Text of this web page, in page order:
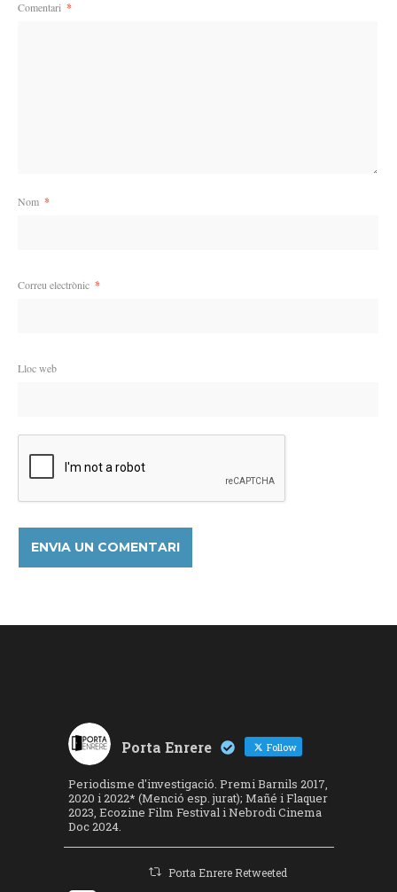
Comentari *
Nom *
Correu electrònic *
Lloc web
Porta Enrere Follow
Periodisme d'investigació. Premi Barnils 2017,
2020 i 2022* (Menció esp. jurat); Mañé i Flaquer
2023, Ecozine Film Festival i Nebrodi Cinema
Doc 2024.
Porta Enrere Retweeted